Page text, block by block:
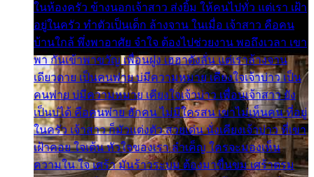
ในห้องครัว ข้างนอกเจ้าสาว ส่งยิ้ม ให้คนไปทั่ว แต่เรา เฝ้า
อยู่ในครัว ทำตัวเป็นเด็ก ล้างจาน ในเมื่อ เจ้าสาว คือคน
บ้านใกล้ พึ่งพาอาศัย จำใจ ต้องไปช่วยงาน พอถึงเวลา เขา
พา กันเข้าพาขวัญ เพื่อนฝูง เฮฮาดังลั่น แต่เราล้างจาน
เดียวดาย เป็นคนพ่าย บ่มีความหมาย เคียงใจเจ้าบ่าว เป็น
คนพ่าย บ่มีความหมาย เคียงใจเจ้าบ่าว เพื่อนเจ้าสาว ยัง
เป็นบ่ได้ คือคนพ่าย ฮักคน ไม่มีใครสน เขาไม่เห็นคน ที่อยู่
ในครัว เจ้าสาว ก็มัวแต่งตัว สวยเด่น นั่งเคียงเจ้าบ่าว ที่เขา
เฝ้าคอย ใจเต้น หัวใจของเรา ลำเค็ญ ใครจะมองเห็น
ความใน ใจ เศร้า มันร้าวระบม ต้องมาขื่นขม เศร้าตรม